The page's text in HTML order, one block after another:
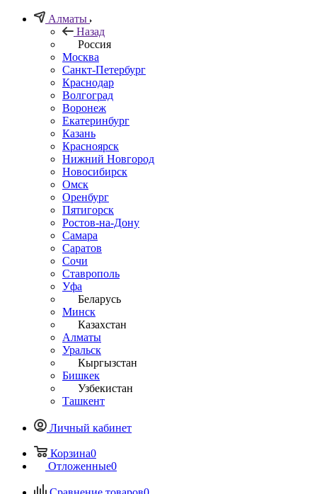
Алматы
Назад
Россия
Москва
Санкт-Петербург
Краснодар
Волгоград
Воронеж
Екатеринбург
Казань
Красноярск
Нижний Новгород
Новосибирск
Омск
Оренбург
Пятигорск
Ростов-на-Дону
Самара
Саратов
Сочи
Ставрополь
Уфа
Беларусь
Минск
Казахстан
Алматы
Уральск
Кыргызстан
Бишкек
Узбекистан
Ташкент
Личный кабинет
Корзина0
Отложенные0